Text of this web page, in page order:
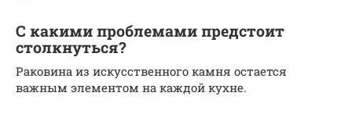
С какими проблемами предстоит
столкнуться?
Раковина из искусственного камня остается
важным элементом на каждой кухне.